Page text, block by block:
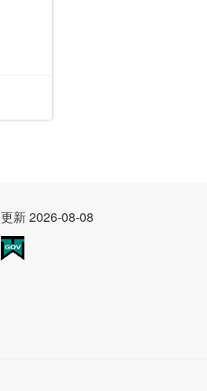
更新 2026-08-08